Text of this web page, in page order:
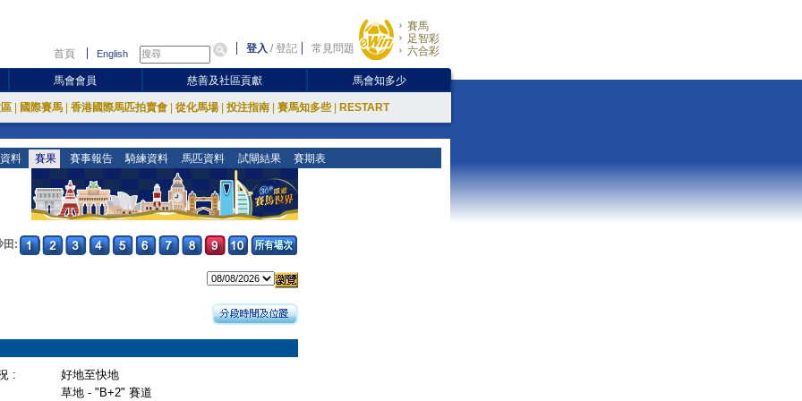
首頁 English 登入 /登記 常見問題
賽馬
足智彩
六合彩
馬會會員 慈善及社區貢獻 馬會知多少
國際賽馬 香港國際馬匹拍賣會 從化馬場 投注指南 賽馬知多些 RESTART
料 賽果 賽事報告 騎練資料 馬匹資料 試閘結果 賽期表
田:
:
好地至快地
草地 - "B+2" 賽道